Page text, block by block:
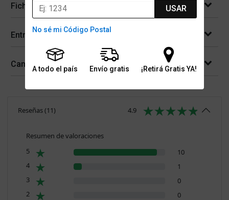
USAR
No sé mi Código Postal
A todo el país Envío gratis ¡Retirá Gratis YA!
Ficha técnica
Entregas
Cambios y devoluciones
Reseñas(11) 4.9
Resumen de valoraciones
5
10
4
1
3
0
2
0